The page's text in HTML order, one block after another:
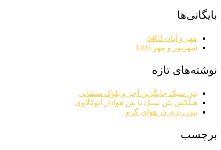
بایگانی‌ها
مهر و آبان 1403
شهریور و مهر 1403
نوشته‌های تازه
بتن سبک جایگزین آجر و بلوک سیمانی
هبلکس بتن سبک یا بتن هوادار اتوکلاوی
بتن ریزی در هوای گرم
برچسب